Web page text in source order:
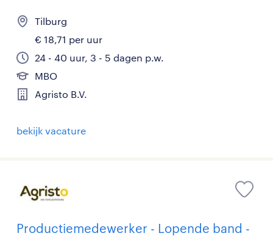
Tilburg
€ 18,71 per uur
24 - 40 uur, 3 - 5 dagen p.w.
MBO
Agristo B.V.
bekijk vacature
Productiemedewerker - Lopende band -